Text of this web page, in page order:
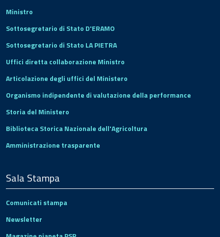
Ministro
Sottosegretario di Stato D'ERAMO
Sottosegretario di Stato LA PIETRA
Uffici diretta collaborazione Ministro
Articolazione degli uffici del Ministero
Organismo indipendente di valutazione della performance
Storia del Ministero
Biblioteca Storica Nazionale dell'Agricoltura
Amministrazione trasparente
Sala Stampa
Comunicati stampa
Newsletter